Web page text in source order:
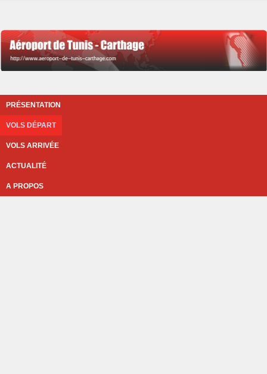
PRÉSENTATION
VOLS DÉPART
VOLS ARRIVÉE
ACTUALITÉ
A PROPOS